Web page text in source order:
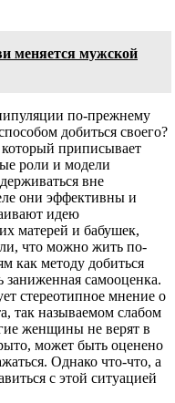
меняется мужской
по-прежнему
добиться своего?
приписывает
роли и модели
вне
они эффективны и
идею
матерей и бабушек,
что можно жить по-
как методу добиться
самооценка.
стереотипное мнение о
так называемом слабом
женщины не верят в
может быть оценено
Однако что-что, а
с этой ситуацией